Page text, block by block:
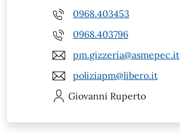
0968.403453
0968.403796
pm.gizzeria@asmepec.it
poliziapm@libero.it
Giovanni Ruperto